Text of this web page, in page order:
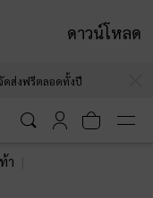
ดส่งฟรีตลอดทั้งปี
ส่งฟรีตลอดทั้งปี
า
ดาวน์โหลด